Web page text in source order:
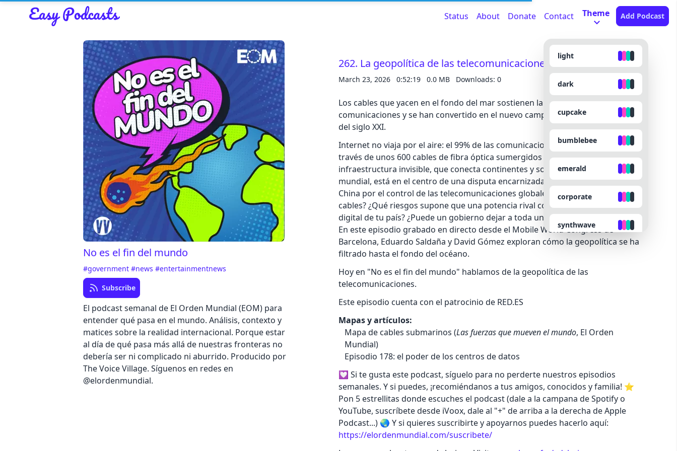
Read about our content policies here
Cancel Save
Status About Donate Contact Theme
light
dark
cupcake
bumblebee
emerald
corporate
synthwave
halloween
aqua
Add Podcast
No es el fin del mundo
#government#news#entertainmentnews
Subscribe
El podcast semanal de El Orden Mundial (EOM) para
entender qué pasa en el mundo. Análisis, contexto y
matices sobre la realidad internacional. Porque estar
al día de qué pasa más allá de nuestras fronteras no
debería ser ni complicado ni aburrido. Producido por
The Voice Village. Síguenos en redes en
@elordenmundial.
Cancel
262. La geopolítica de las telecomunicaciones
March 23, 2026 0:52:19 0.0 MB Downloads: 0
Los cables que yacen en el fondo del mar sostienen la economía global, las
comunicaciones y se han convertido en el nuevo campo de batalla geopolítica
del siglo XXI.
Internet no viaja por el aire: el 99% de las comunicaciones globales transcurre a
través de unos 600 cables de fibra óptica sumergidos en el lecho marino. Esta
infraestructura invisible, que conecta continentes y sostiene el comercio
mundial, está en el centro de una disputa encarnizada entre Estados Unidos y
China por el control de las telecomunicaciones globales. ¿Quién construye estos
cables? ¿Qué riesgos supone que una potencia rival controle la infraestructura
digital de tu país? ¿Puede un gobierno dejar a toda una población sin internet?
En este episodio grabado en directo desde el Mobile World Congress de
Barcelona, Eduardo Saldaña y David Gómez exploran cómo la geopolítica se ha
filtrado hasta el fondo del océano.
Hoy en "No es el fin del mundo" hablamos de la geopolítica de las
telecomunicaciones.
Este episodio cuenta con el patrocinio de RED.ES
Mapas y artículos:
Mapa de cables submarinos (Las fuerzas que mueven el mundo, El Orden
Mundial)
Episodio 178: el poder de los centros de datos
💟 Si te gusta este podcast, síguelo para no perderte nuestros episodios
semanales. Y si puedes, ¡recomiéndanos a tus amigos, conocidos y familia! ⭐️
Pon 5 estrellitas donde escuches el podcast (dale a la campana de Spotify o
YouTube, suscríbete desde iVoox, dale al "+" de arriba a la derecha de Apple
Podcast...) 🌏 Y si quieres suscribirte y apoyarnos puedes hacerlo aquí:
https://elordenmundial.com/suscribete/